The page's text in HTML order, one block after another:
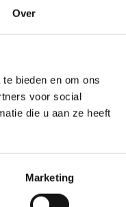
Over
bieden en om ons
voor social
die u aan ze heeft
Marketing
Korento
Nieuws(903)
Salaris
Visma